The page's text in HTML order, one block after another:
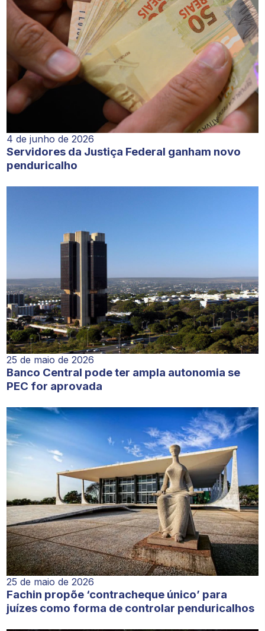
4 de junho de 2026
Servidores da Justiça Federal ganham novo
penduricalho
25 de maio de 2026
Banco Central pode ter ampla autonomia se
PEC for aprovada
25 de maio de 2026
Fachin propõe ‘contracheque único’ para
juízes como forma de controlar penduricalhos